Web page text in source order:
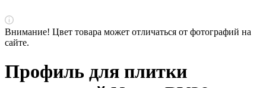
Внимание! Цвет товара может отличаться от фотографий на
сайте.
Профиль для плитки